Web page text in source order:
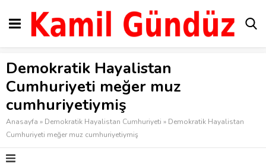
Demokratik Hayalistan
Cumhuriyeti meğer muz
cumhuriyetiymiş
Anasayfa » Demokratik Hayalistan Cumhuriyeti » Demokratik Hayalistan
Cumhuriyeti meğer muz cumhuriyetiymiş